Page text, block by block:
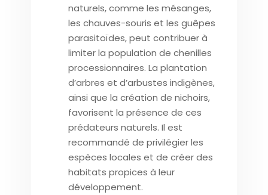
naturels, comme les mésanges,
les chauves-souris et les guêpes
parasitoïdes, peut contribuer à
limiter la population de chenilles
processionnaires. La plantation
d’arbres et d’arbustes indigènes,
ainsi que la création de nichoirs,
favorisent la présence de ces
prédateurs naturels. Il est
recommandé de privilégier les
espèces locales et de créer des
habitats propices à leur
développement.